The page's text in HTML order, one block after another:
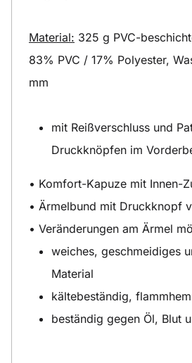
Material: 325 g PVC-
83% PVC / 17% Polyester,
mm
mit Reißverschluss und
Druckknöpfen im
• Komfort-Kapuze mit Innen-
• Ärmelbund mit Druckknopf
• Veränderungen am Ärmel
weiches, geschmeidiges
Material
kältebeständig,
beständig gegen Öl, Blut